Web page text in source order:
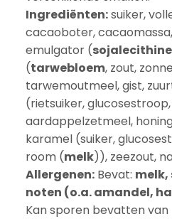
Ingrediënten:suiker,
cacaoboter,
emulgator (sojalecithine
(tarwebloem, zout,
tarwemoutmeel, gist,
(rietsuiker, glucosestroop,
aardappelzetmeel,
karamel (suiker,
room (melk)), zeezout,
Allergenen:Bevat: melk,
noten (o.a. amandel,
Kan sporen bevatten van